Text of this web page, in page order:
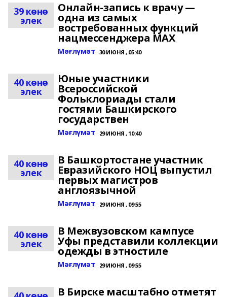
39 көнө
элек
Онлайн-запись к врачу —
одна из самых
востребованных функций
нацмессенджера MАХ
Мәғлүмәт 30 ИЮНЯ , 05:40
40 көнө
элек
Юные участники
Всероссийской
Фольклориады стали
гостями Башкирского
государствен
Мәғлүмәт 29 ИЮНЯ , 10:40
40 көнө
элек
В Башкортостане участник
Евразийского НОЦ выпустил
первых магистров
англоязычной
Мәғлүмәт 29 ИЮНЯ , 09:55
40 көнө
элек
В Межвузовском кампусе
Уфы представили коллекции
одежды в этностиле
Мәғлүмәт 29 ИЮНЯ , 09:55
В Бирске масштабно отметят